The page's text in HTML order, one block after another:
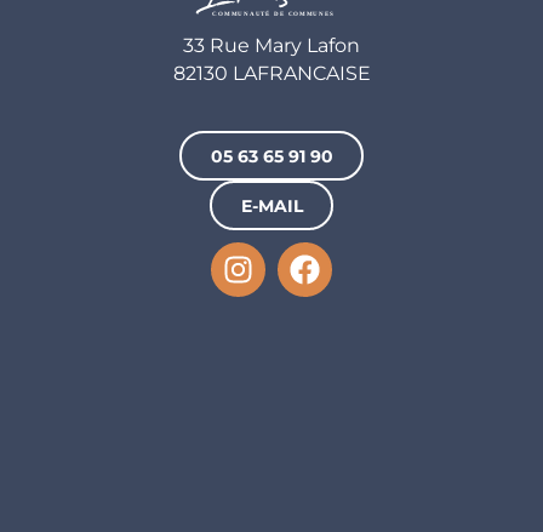
33 Rue Mary Lafon
82130 LAFRANCAISE
05 63 65 91 90
E-MAIL